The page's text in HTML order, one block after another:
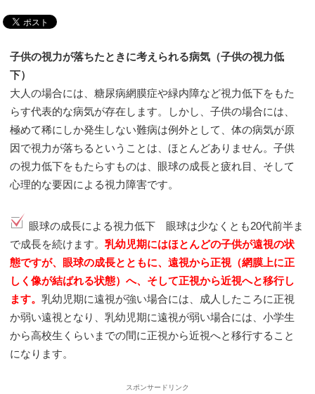
子供の視力が落ちたときに考えられる病気（子供の視力低
下）
大人の場合には、糖尿病網膜症や緑内障など視力低下をもた
らす代表的な病気が存在します。しかし、子供の場合には、
極めて稀にしか発生しない難病は例外として、体の病気が原
因で視力が落ちるということは、ほとんどありません。子供
の視力低下をもたらすものは、眼球の成長と疲れ目、そして
心理的な要因による視力障害です。
眼球の成長による視力低下 眼球は少なくとも20代前半ま
で成長を続けます。乳幼児期にはほとんどの子供が遠視の状
態ですが、眼球の成長とともに、遠視から正視（網膜上に正
しく像が結ばれる状態）へ、そして正視から近視へと移行し
ます。乳幼児期に遠視が強い場合には、成人したころに正視
か弱い遠視となり、乳幼児期に遠視が弱い場合には、小学生
から高校生くらいまでの間に正視から近視へと移行すること
になります。
スポンサードリンク